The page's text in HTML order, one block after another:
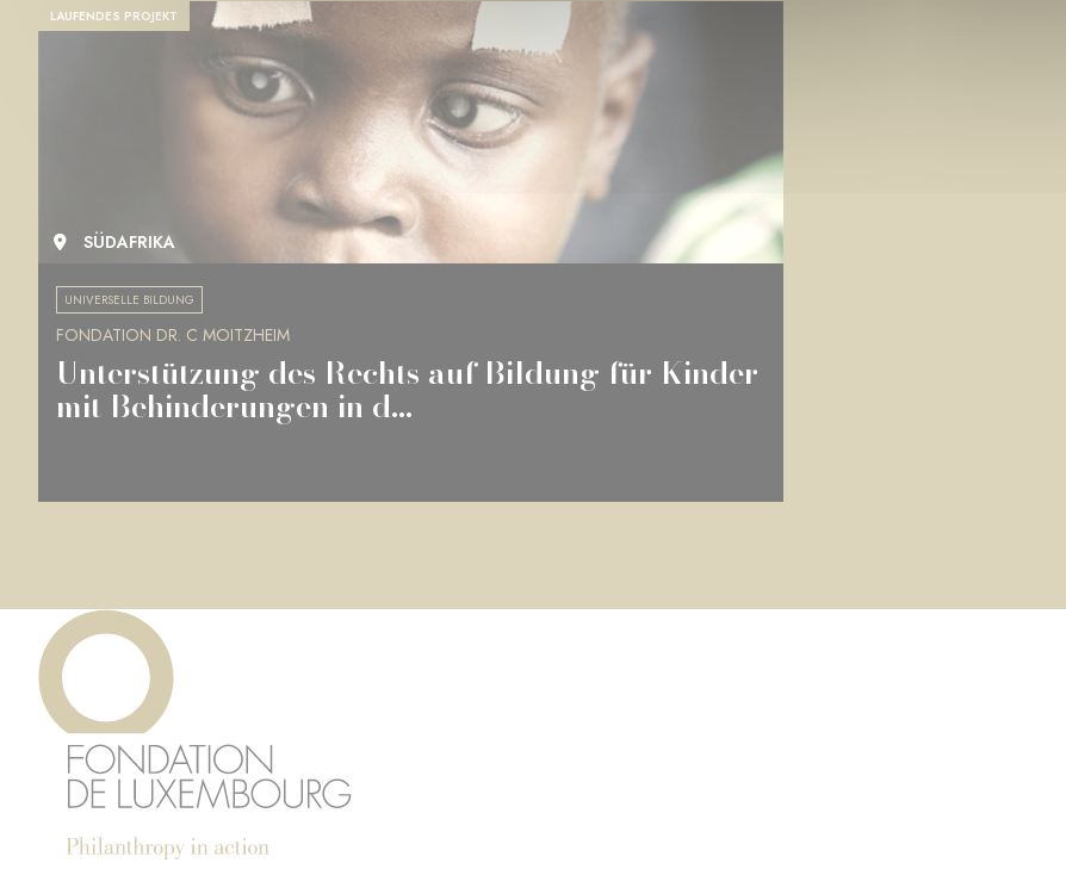
LAUFENDES PROJEKT
SÜDAFRIKA
UNIVERSELLE BILDUNG
FONDATION DR. C MOITZHEIM
Unterstützung des Rechts auf Bildung für Kinder
mit Behinderungen in d...